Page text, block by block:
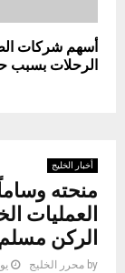
أسهم شركات
الرحلات بسبب
أخبار الخليج
منحته
العمليات
الركن
by محرر الخليج